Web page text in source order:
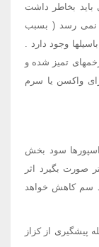
بخاطر داشت
نمی رسد ( بسبب
وجود دارد .
تمیز شده و
واکسن یا سرم
سود بخش
بگیرد اثر
سم کاهش خواهد
پیشگیری از کزاز